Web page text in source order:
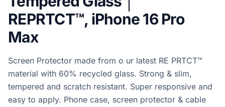
REPRTCT™, iPhone 16 Pro
Max
Screen Protector made from o ur latest RE PRTCT™
material with 60% recycled glass. Strong & slim,
tempered and scratch resistant. Super responsive and
easy to apply. Phone case, screen protector & cable